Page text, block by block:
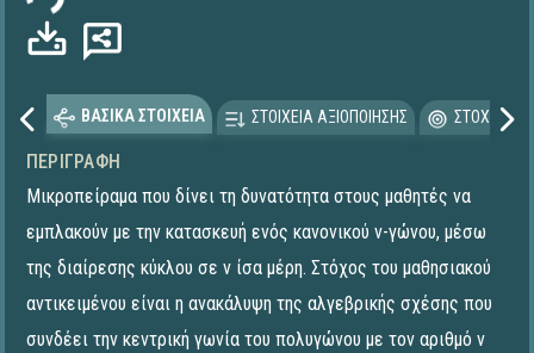
ΒΑΣΙΚΑ ΣΤΟΙΧΕΙΑ ΣΤΟΙΧΕΙΑ ΑΞΙΟΠΟΙΗΣΗΣ
ΠΕΡΙΓΡΑΦΉ
Μικροπείραμα που δίνει τη δυνατότητα στους μαθητές να
εμπλακούν με την κατασκευή ενός κανονικού ν-γώνου, μέσω
της διαίρεσης κύκλου σε ν ίσα μέρη. Στόχος του μαθησιακού
αντικειμένου είναι η ανακάλυψη της αλγεβρικής σχέσης που
συνδέει την κεντρική γωνία του πολυγώνου με τον αριθμό ν